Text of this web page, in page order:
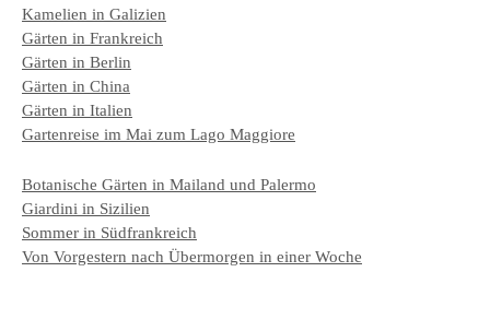
Kamelien in Galizien
Gärten in Frankreich
Gärten in Berlin
Gärten in China
Gärten in Italien
Gartenreise im Mai zum Lago Maggiore
Botanische Gärten in Mailand und Palermo
Giardini in Sizilien
Sommer in Südfrankreich
Von Vorgestern nach Übermorgen in einer Woche